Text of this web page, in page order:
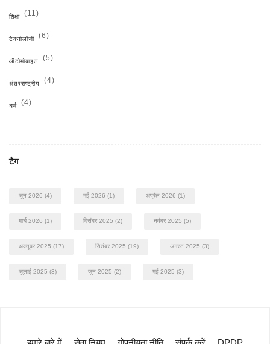
शिक्षा (11)
टेक्नोलॉजी (6)
ऑटोमोबाइल (5)
अंतरराष्ट्रीय (4)
धर्म (4)
टैग
जून 2026 (4) मई 2026 (1) अप्रैल 2026 (1)
मार्च 2026 (1) दिसंबर 2025 (2) नवंबर 2025 (5)
अक्तूबर 2025 (17) सितंबर 2025 (19) अगस्त 2025 (3)
जुलाई 2025 (3) जून 2025 (2) मई 2025 (3)